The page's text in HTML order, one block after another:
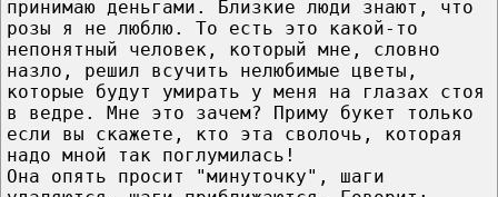
принимаю деньгами. Близкие люди знают, что
розы я не люблю. То есть это какой-то
непонятный человек, который мне, словно
назло, решил всучить нелюбимые цветы,
которые будут умирать у меня на глазах стоя
в ведре. Мне это зачем? Приму букет только
если вы скажете, кто эта сволочь, которая
надо мной так поглумилась!
Она опять просит "минуточку", шаги